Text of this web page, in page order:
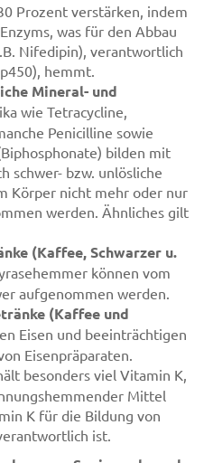
Prozent verstärken, indem
was für den Abbau
Nifedipin), verantwortlich
hemmt.
Mineral- und
wie Tetracycline,
Penicilline sowie
bilden mit
schwer- bzw. unlösliche
Körper nicht mehr oder nur
werden. Ähnliches gilt
(Kaffee, Schwarzer u.
können vom
aufgenommen werden.
(Kaffee und
Eisen und beeinträchtigen
Eisenpräparaten.
besonders viel Vitamin K,
Mittel
K für die Bildung von
ist.